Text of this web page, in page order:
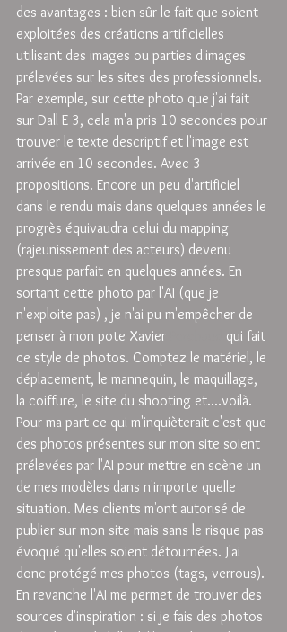
des avantages : bien-sûr le fait que soient
exploitées des créations artificielles
utilisant des images ou parties d'images
prélevées sur les sites des professionnels.
Par exemple, sur cette photo que j'ai fait
sur Dall E 3, cela m'a pris 10 secondes pour
trouver le texte descriptif et l'image est
arrivée en 10 secondes. Avec 3
propositions. Encore un peu d'artificiel
dans le rendu mais dans quelques années le
progrès équivaudra celui du mapping
(rajeunissement des acteurs) devenu
presque parfait en quelques années. En
sortant cette photo par l'AI (que je
n'exploite pas) , je n'ai pu m'empêcher de
penser à mon pote Xavier
qui fait
ce style de photos. Comptez le matériel, le
déplacement, le mannequin, le maquillage,
la coiffure, le site du shooting et....voilà.
Pour ma part ce qui m'inquièterait c'est que
des photos présentes sur mon site soient
prélevées par l'AI pour mettre en scène un
de mes modèles dans n'importe quelle
situation. Mes clients m'ont autorisé de
publier sur mon site mais sans le risque pas
évoqué qu'elles soient détournées. J'ai
donc protégé mes photos (tags, verrous).
En revanche l'AI me permet de trouver des
sources d'inspiration : si je fais des photos